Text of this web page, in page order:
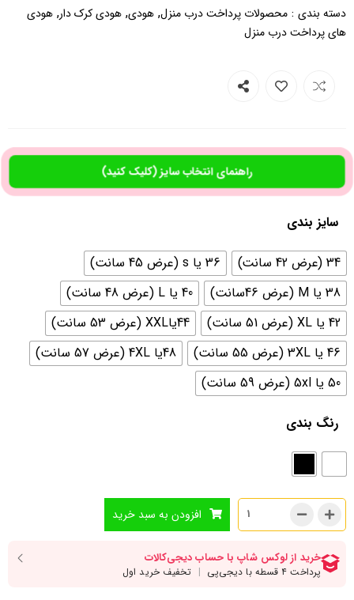
دسته بندی : محصولات پرداخت درب منزل, هودی, هودی کرک دار, هودی
های پرداخت درب منزل
راهنمای انتخاب سایز (کلیک کنید)
سایز بندی
34 (عرض 42 سانت)
36 یا s (عرض 45 سانت)
38 یا M (عرض 46سانت)
40 یا L (عرض 48 سانت)
42 یا XL (عرض 51 سانت)
44یاXXL (عرض 53 سانت)
46 یا 3XL (عرض 55 سانت)
48یا 4XL (عرض 57 سانت)
50 یا 5xl (عرض 59 سانت)
رنگ بندی
افزودن به سبد خرید